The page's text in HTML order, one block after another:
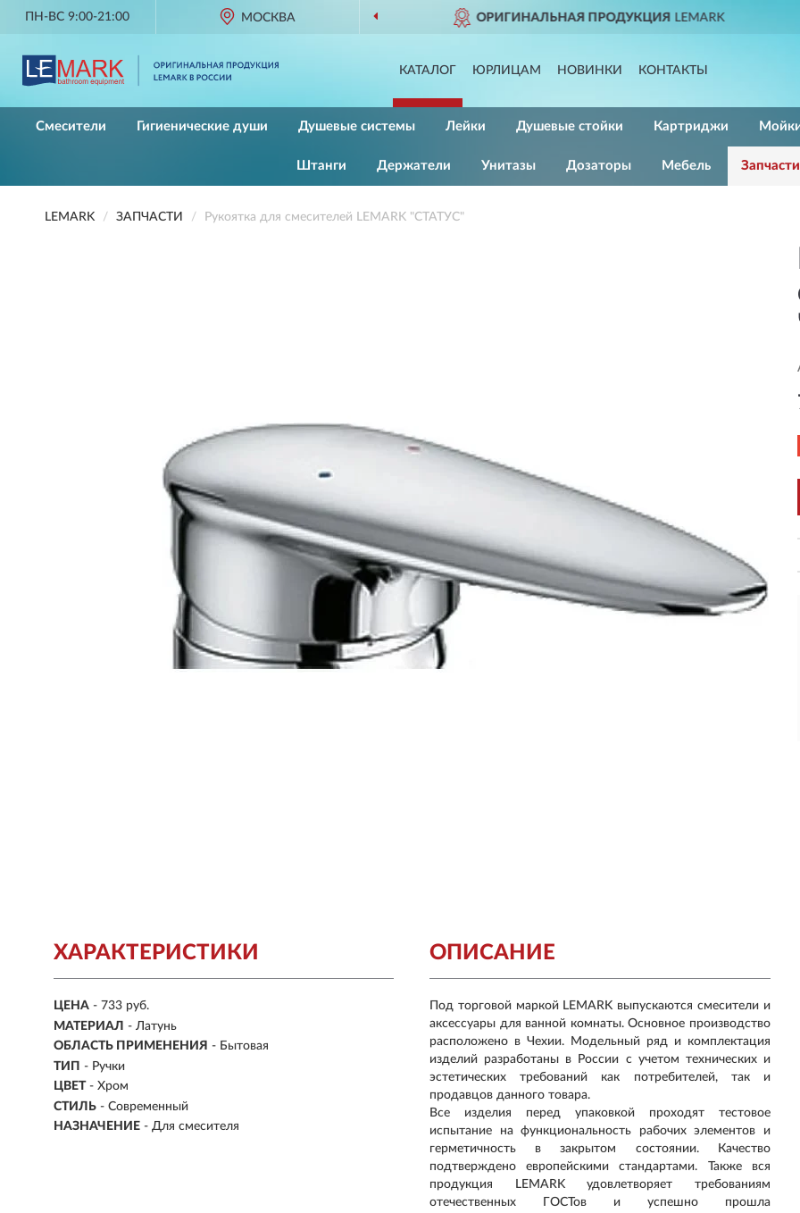
ПН-ВС 9:00-21:00 МОСКВА
ОРИГИНАЛЬНАЯ ПРОДУКЦИЯ LEMARK
КАТАЛОГ ЮРЛИЦАМ НОВИНКИ КОНТАКТЫ
Смесители Гигиенические души Душевые системы Лейки Душевые стойки Картриджи
Штанги Держатели Унитазы Дозаторы Мебель Запчасти
LEMARK ЗАПЧАСТИ Рукоятка для смесителей LEMARK "СТАТУС"
ХАРАКТЕРИСТИКИ
ЦЕНА - 733 руб.
МАТЕРИАЛ - Латунь
ОБЛАСТЬ ПРИМЕНЕНИЯ - Бытовая
ТИП - Ручки
ЦВЕТ - Хром
СТИЛЬ - Современный
НАЗНАЧЕНИЕ - Для смесителя
ОПИСАНИЕ
Под торговой маркой LEMARK выпускаются смесители и
аксессуары для ванной комнаты. Основное производство
расположено в Чехии. Модельный ряд и комплектация
изделий разработаны в России с учетом технических и
эстетических требований как потребителей, так и
продавцов данного товара.
Все изделия перед упаковкой проходят тестовое
испытание на функциональность рабочих элементов и
герметичность в закрытом состоянии. Качество
подтверждено европейскими стандартами. Также вся
продукция LEMARK удовлетворяет требованиям
отечественных ГОСТов и успешно прошла